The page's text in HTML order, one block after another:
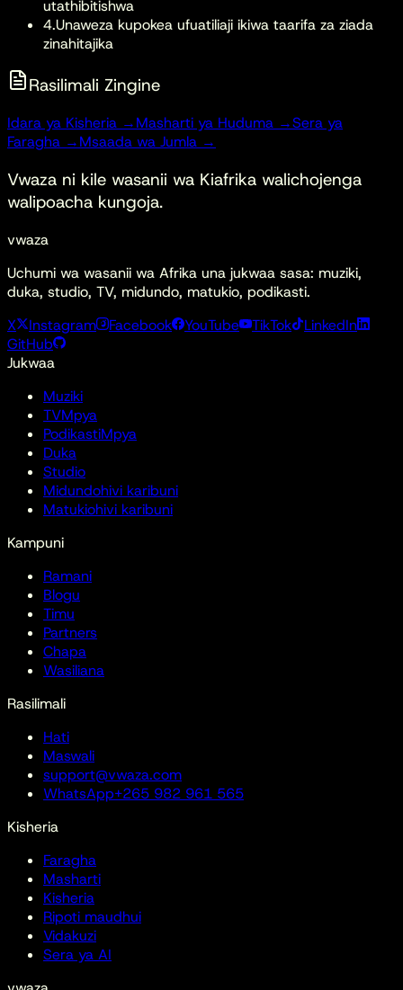
utathibitishwa
4.Unaweza kupokea ufuatiliaji ikiwa taarifa za ziada
zinahitajika
Rasilimali Zingine
Idara ya Kisheria →Masharti ya Huduma →Sera ya
Faragha →Msaada wa Jumla →
Vwaza ni kile wasanii wa Kiafrika walichojenga
walipoacha kungoja.
vwaza
Uchumi wa wasanii wa Afrika una jukwaa sasa: muziki,
duka, studio, TV, midundo, matukio, podikasti.
X
Instagram Facebook YouTube TikTok
LinkedIn
GitHub
Jukwaa
Muziki
TVMpya
PodikastiMpya
Duka
Studio
Midundohivi karibuni
Matukiohivi karibuni
Kampuni
Ramani
Blogu
Timu
Partners
Chapa
Wasiliana
Rasilimali
Hati
Maswali
support@vwaza.com
WhatsApp+265 982 961 565
Kisheria
Faragha
Masharti
Kisheria
Ripoti maudhui
Vidakuzi
Sera ya AI